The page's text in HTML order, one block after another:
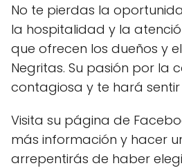
No te pierdas la
la hospitalidad y la
que ofrecen los dueños y
Negritas. Su pasión por la
contagiosa y te hará
Visita su página de
más información y hacer
arrepentirás de haber